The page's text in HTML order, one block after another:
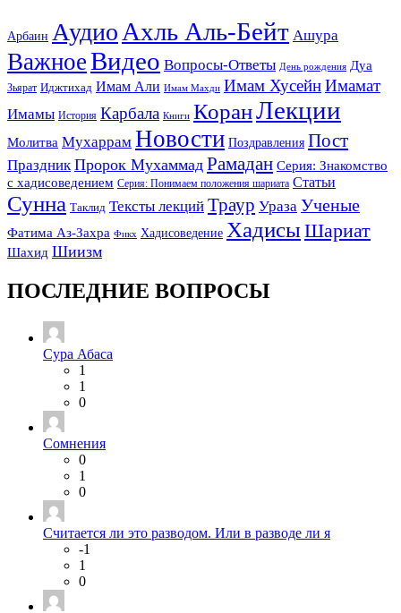
Арбаин Аудио Ахль Аль-Бейт Ашура
ВажноеВидео Вопросы-Ответы День рождения Дуа
Зьярат Иджтихад Имам Али Имам Махди Имам ХусейнИмамат
Имамы История Карбала Книги КоранЛекции
Молитва Мухаррам Новости Поздравления Пост
Праздник Пророк Мухаммад Рамадан Серия: Знакомство
с хадисоведением Серия: Понимаем положения шариата Статьи
Сунна Таклид Тексты лекций Траур Ураза Ученые
Фатима Аз-Захра Фикх Хадисоведение ХадисыШариат
Шахид Шиизм
ПОСЛЕДНИЕ ВОПРОСЫ
Сура Абаса
1
1
0
Сомнения
0
1
0
Считается ли это разводом. Или в разводе ли я
-1
1
0